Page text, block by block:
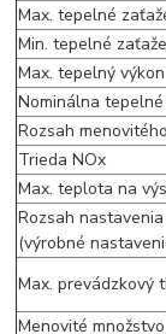
Max. tepelné
Min. tepelné
Max. tepelný
Nominálna
Rozsah
Trieda NOx
Max. teplota na
Rozsah
(výrobné
Max. prevádzkový
Menovité